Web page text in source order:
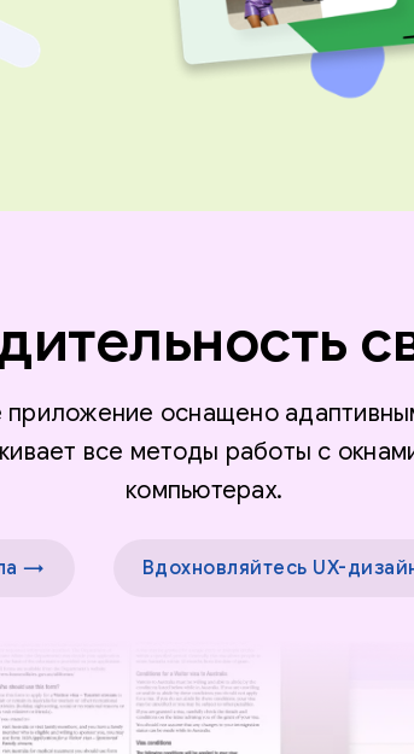
приложение оснащено
все методы работы с
компьютерах.
→ Вдохновляйтесь UX-